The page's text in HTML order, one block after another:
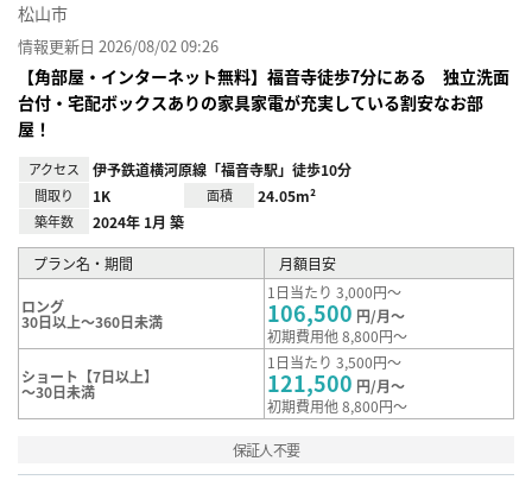
松山市
情報更新日 2026/08/02 09:26
【角部屋・インターネット無料】福音寺徒歩7分にある 独立洗面
台付・宅配ボックスありの家具家電が充実している割安なお部
屋！
アクセス 伊予鉄道横河原線「福音寺駅」徒歩10分
間取り 1K 面積 24.05m²
築年数 2024年 1月 築
プラン名・期間 月額目安
ロング
30日以上～360日未満
1日当たり 3,000円～
106,500 円/月～
初期費用他 8,800円～
ショート【7日以上】
～30日未満
1日当たり 3,500円～
121,500 円/月～
初期費用他 8,800円～
保証人不要